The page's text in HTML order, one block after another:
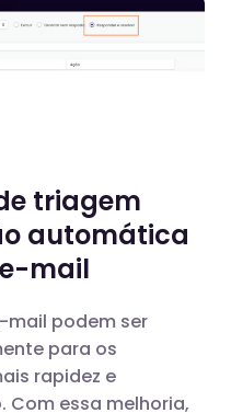
triagem
automática
mail
mail podem ser
para os
rapidez e
Com essa melhoria,